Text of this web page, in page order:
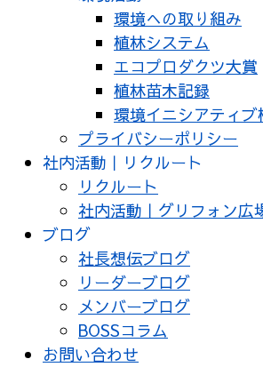
環境への取り組み
植林システム
エコプロダクツ大賞
植林苗木記録
環境イニシアティブ
プライバシーポリシー
社内活動｜リクルート
リクルート
社内活動｜グリフォン広
ブログ
社長想伝ブログ
リーダーブログ
メンバーブログ
BOSSコラム
お問い合わせ